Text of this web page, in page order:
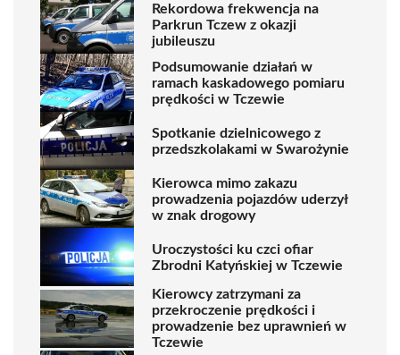
Rekordowa frekwencja na
Parkrun Tczew z okazji
jubileuszu
Podsumowanie działań w
ramach kaskadowego pomiaru
prędkości w Tczewie
Spotkanie dzielnicowego z
przedszkolakami w Swarożynie
Kierowca mimo zakazu
prowadzenia pojazdów uderzył
w znak drogowy
Uroczystości ku czci ofiar
Zbrodni Katyńskiej w Tczewie
Kierowcy zatrzymani za
przekroczenie prędkości i
prowadzenie bez uprawnień w
Tczewie